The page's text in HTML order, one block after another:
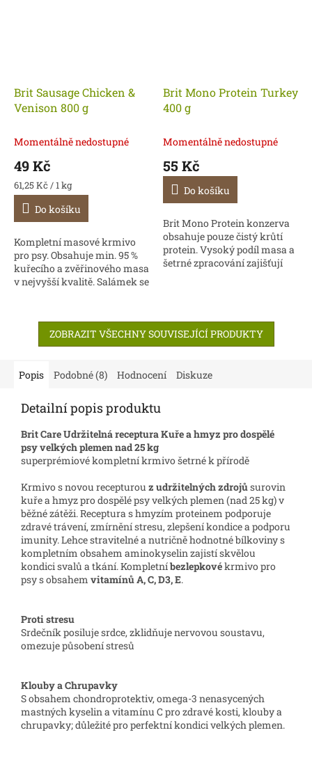
Brit Sausage Chicken &
Venison 800 g
Momentálně nedostupné
49 Kč
Měrná
cena:
61,25 Kč / 1 kg
Do košíku
Kompletní masové krmivo
pro psy. Obsahuje min. 95 %
kuřecího a zvěřinového masa
v nejvyšší kvalitě. Salámek se
nebo jako doplněk...
Brit Mono Protein Turkey
400 g
Momentálně nedostupné
55 Kč
Do košíku
Brit Mono Protein konzerva
obsahuje pouze čistý krůtí
protein. Vysoký podíl masa a
šetrné zpracování zajišťují
ZOBRAZIT VŠECHNY SOUVISEJÍCÍ PRODUKTY
Popis Podobné (8) Hodnocení Diskuze
Detailní popis produktu
Brit Care Udržitelná receptura Kuře a hmyz pro dospělé
psy velkých plemen nad 25 kg
superprémiové kompletní krmivo šetrné k přírodě
Krmivo s novou recepturou z udržitelných zdrojůsurovin
kuře a hmyz pro dospělé psy velkých plemen (nad 25 kg) v
běžné zátěži. Receptura s hmyzím proteinem podporuje
zdravé trávení, zmírnění stresu, zlepšení kondice a podporu
imunity. Lehce stravitelné a nutričně hodnotné bílkoviny s
kompletním obsahem aminokyselin zajistí skvělou
kondici svalů a tkání. Kompletníbezlepkovékrmivo pro
psy s obsahem vitamínů A, C, D3, E.
Proti stresu
Srdečník posiluje srdce, zklidňuje nervovou soustavu,
omezuje působení stresů
Klouby a Chrupavky
S obsahem chondroprotektiv, omega-3 nenasycených
mastných kyselin a vitamínu C pro zdravé kosti, klouby a
chrupavky; důležité pro perfektní kondici velkých plemen.